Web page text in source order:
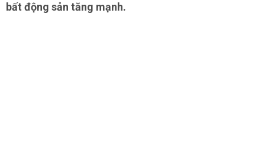
bất động sản tăng mạnh.